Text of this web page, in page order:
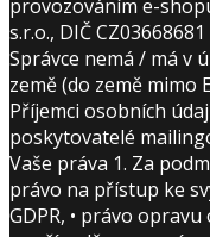
provozováním e-
s.r.o., DIČ
Správce nemá / má v
země (do země mimo
Příjemci osobních
poskytovatelé
Vaše práva 1. Za
právo na přístup ke
GDPR, • právo